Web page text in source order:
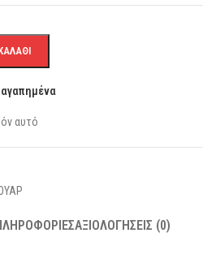
αυτό
ΑΞΙΟΛΟΓΉΣΕΙΣ (0)